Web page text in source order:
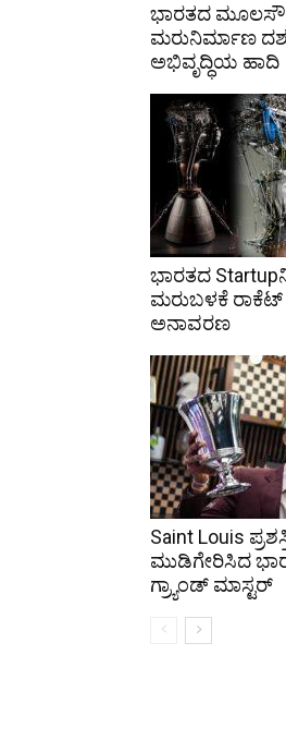
ಭಾರತದ
ಮರುನಿರ್ಮಾಣ
ಅಭಿವೃದ್ಧಿಯ ಹಾದಿ
ಭಾರತದ
ಮರುಬಳಕೆ
ಅನಾವರಣ
Saint Louis
ಮುಡಿಗೇರಿಸಿದ
ಗ್ರ್ಯಾಂಡ್ ಮಾಸ್ಟರ್